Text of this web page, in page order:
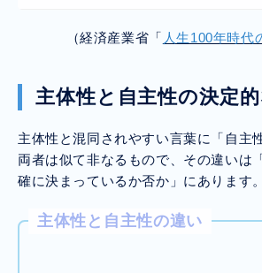
（経済産業省「 人生100年時代
主体性と自主性の決定
主体性と混同されやすい言葉に「自主
両者は似て非なるもので、その違いは
確に決まっているか否か」にあります。
主体性と自主性の違い